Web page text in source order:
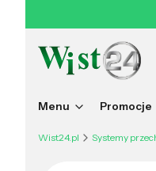
Menu Promocje
Wist24.pl Systemy